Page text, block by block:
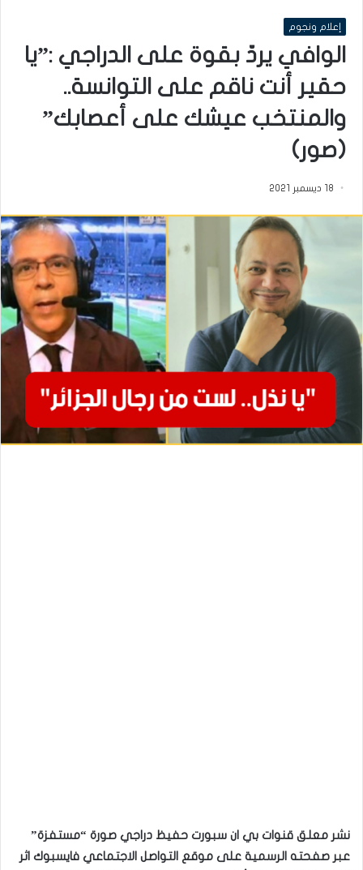
إعلام ونجوم
الوافي يردّ بقوة على الدراجي :”يا
حقير أنت ناقم على التوانسة..
والمنتخب عيشك على أعصابك”
(صور)
18 ديسمبر 2021
نشر معلق قنوات بي ان سبورت حفيظ دراجي صورة “مستفزة”
عبر صفحته الرسمية على موقع التواصل الاجتماعي فايسبوك اثر